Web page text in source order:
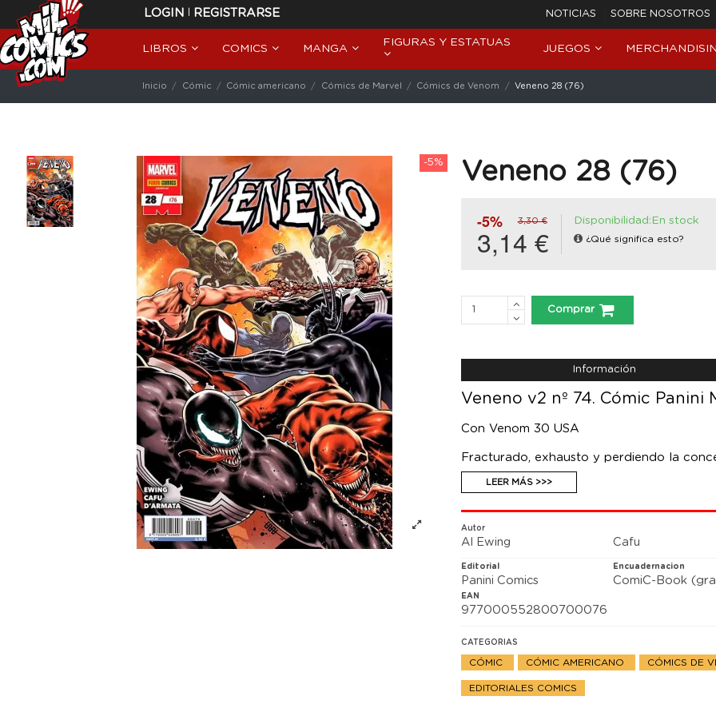
LOGIN | REGISTRARSE NOTICIAS SOBRE NOSOTROS
LIBROS COMICS MANGA
FIGURAS Y ESTATUAS
JUEGOS
Inicio Cómic Cómic americano Cómics de Marvel Cómics de Venom Veneno 28 (76)
-5% Veneno 28 (76)
-5% 3,30 €
3,14 €
Disponibilidad:En stock
¿Qué significa esto?
Comprar
Información
Veneno v2 nº 74. Cómic Panini
Con Venom 30 USA
Fracturado, exhausto y perdiendo la
apariencia familiar, ¡junto con algunos
manifestaciones de sus propios enfados,
LEER MÁS >>>
Autor
Al Ewing Cafu
Editorial
Panini Comics
Encuadernacion
ComiC-Book
EAN
977000552800700076
CATEGORIAS
CÓMIC CÓMIC AMERICANO CÓMICS DE
EDITORIALES COMICS